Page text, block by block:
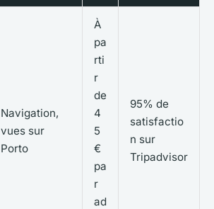
Navigation,
vues sur
Porto
À
pa
rti
r
de
4
5
€
pa
r
ad
95% de
satisfactio
n sur
Tripadvisor